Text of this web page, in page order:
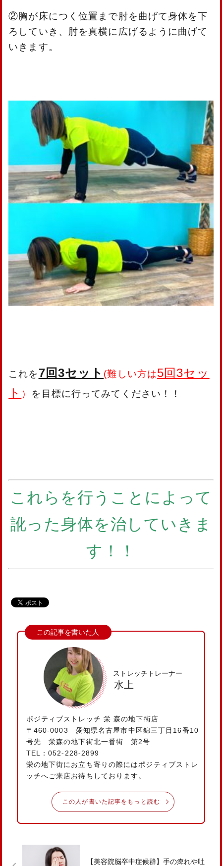
②胸が床につく位置まで肘を曲げて身体を下
ろしていき、肘を真横に広げるように曲げて
いきます。
これを 7回3セット (難しい方は5回3セッ
ト ） を目標に行ってみてください！！
これらを行うことによって
訛った身体を治していきま
す！！
ストレッチトレーナー
水上
ポジティブストレッチ 栄 森の地下街店
〒460-0003 愛知県名古屋市中区錦三丁目16番10
号先 栄森の地下街北一番街 第2号
TEL：052-228-2899
栄の地下街にお立ち寄りの際にはポジティブストレ
ッチへご来店お待ちしております。
この人が書いた記事をもっと読む
【美容院脳卒中症候群】手の痺れや吐